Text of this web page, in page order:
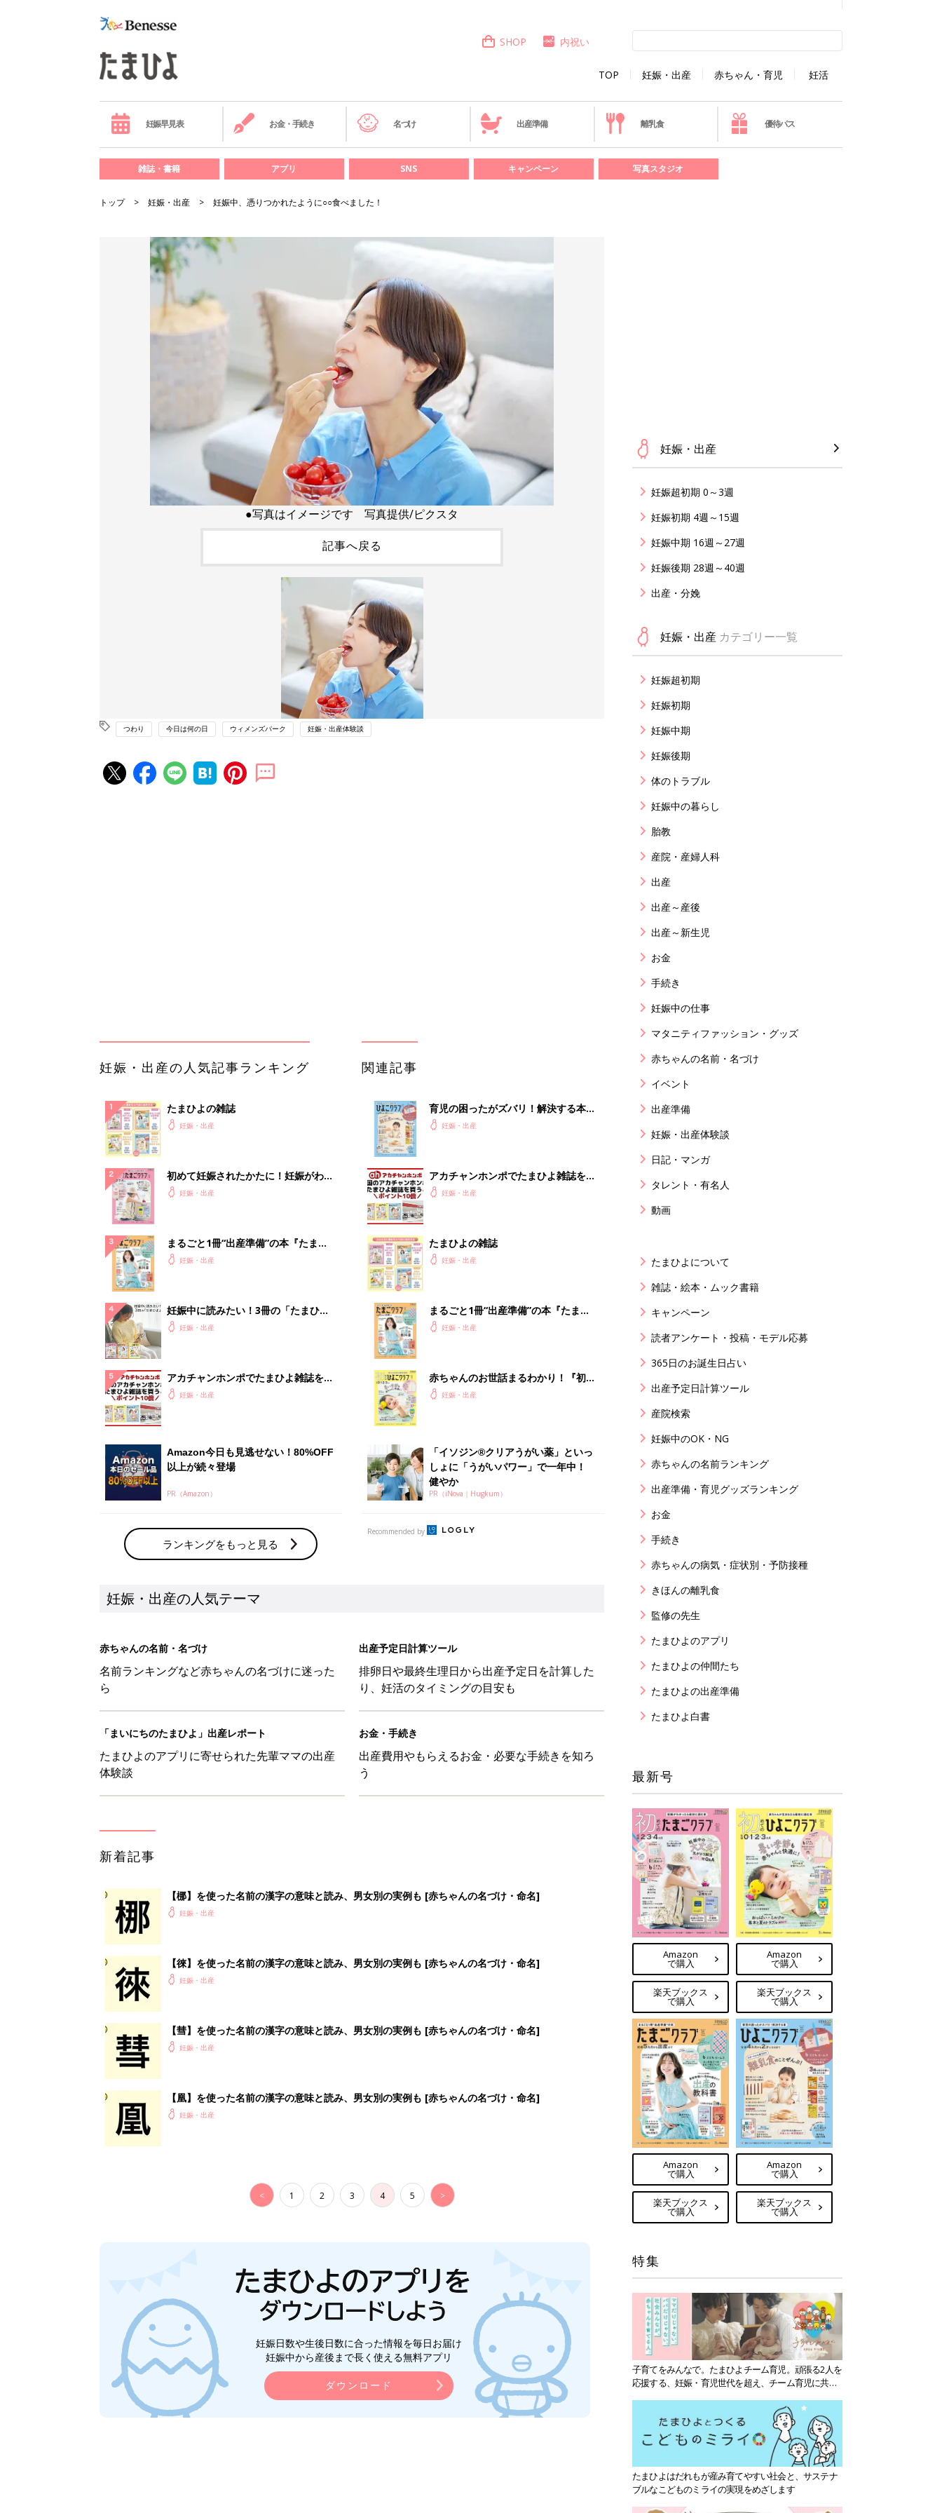
TOP 妊娠・出産 赤ちゃん・育児 妊活
SHOP 内祝い
妊娠早見表 お金・手続き 名づけ 出産準備 離乳食 優待パス
雑誌・書籍 アプリ SNS キャンペーン 写真スタジオ
トップ 妊娠・出産 妊娠中、憑りつかれたように○○食べました！
●写真はイメージです 写真提供/ピクスタ
記事へ戻る
つわり 今日は何の日 ウィメンズパーク 妊娠・出産体験談
夫婦で予習する 出産の教科書
妊娠中に読みたい！3冊の「たまひ
以上が続々登場
PR（Amazon）
ランキングをもっと見る
夫婦で予習する 出産の教科書
集〉初めての授乳がうまくいく！ お
っぱい・ミルクの基本と夏のトラブル
しょに「うがいパワー」で一年中！
健やか
PR（iNova｜Hugkum）
妊娠・出産の人気テーマ
赤ちゃんの名前・名づけ
ら
出産予定日計算ツール
り、妊活のタイミングの目安も
「まいにちのたまひよ」出産レポート
たまひよのアプリに寄せられた先輩ママの出産
体験談
お金・手続き
出産費用やもらえるお金・必要な手続きを知ろ
【梛】を使った名前の漢字の意味と読み、男女別の実例も [赤ちゃんの名づけ・命名]
【徠】を使った名前の漢字の意味と読み、男女別の実例も [赤ちゃんの名づけ・命名]
妊娠・出産
【彗】を使った名前の漢字の意味と読み、男女別の実例も [赤ちゃんの名づけ・命名]
< 1 2 3 4 5 >
妊娠・出産
妊娠超初期 0～3週
妊娠初期 4週～15週
妊娠中期 16週～27週
妊娠後期 28週～40週
出産・分娩
妊娠・出産 カテゴリー一覧
妊娠超初期
妊娠初期
妊娠中期
妊娠後期
体のトラブル
妊娠中の暮らし
胎教
産院・産婦人科
出産
出産～産後
出産～新生児
お金
手続き
妊娠中の仕事
マタニティファッション・グッズ
赤ちゃんの名前・名づけ
イベント
出産準備
妊娠・出産体験談
日記・マンガ
タレント・有名人
動画
たまひよについて
雑誌・絵本・ムック書籍
キャンペーン
読者アンケート・投稿・モデル応募
365日のお誕生日占い
出産予定日計算ツール
産院検索
妊娠中のOK・NG
赤ちゃんの名前ランキング
出産準備・育児グッズランキング
お金
手続き
赤ちゃんの病気・症状別・予防接種
きほんの離乳食
監修の先生
たまひよのアプリ
たまひよの仲間たち
たまひよの出産準備
たまひよ白書
最新号
Amazon
で購入
楽天ブックス
で購入
Amazon
で購入
楽天ブックス
で購入
Amazon
で購入
楽天ブックス
で購入
Amazon
で購入
楽天ブックス
で購入
特集
子育てをみんなで。たまひよチーム育児。頑張る2人を
応援する、妊娠・育児世代を超え、チーム育児に共感
たまひよはだれもが産み育てやすい社会と、サステナ
ブルなこどものミライの実現をめざします